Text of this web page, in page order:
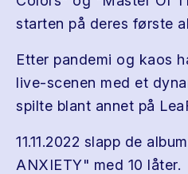
starten på deres første
Etter pandemi og kaos
live-scenen med et
spilte blant annet på
11.11.2022 slapp de
ANXIETY" med 10 låter.